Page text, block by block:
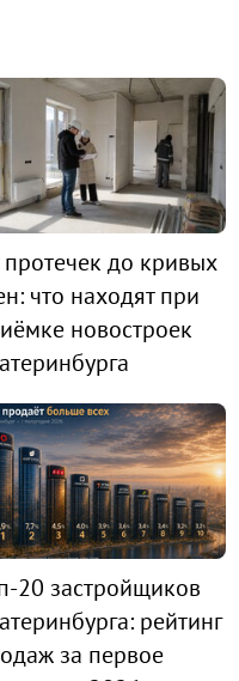
протечек до кривых
что находят при
новостроек
20 застройщиков
рейтинг
за первое